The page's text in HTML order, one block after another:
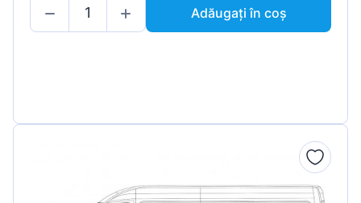
Adăugați în coș